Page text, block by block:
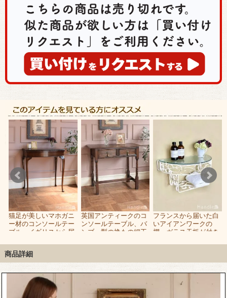
猫足が美しいマホガニ
ー材のコンソールテー
ブル、イギリスから届
ームテーブル
英国アンティークのコ
ンソールテーブル、バ
ンブー型の挽もの細工
フランスから届いた白
いアイアンワークの
棚、ガラス天板が付き
ルシェルフ
商品詳細